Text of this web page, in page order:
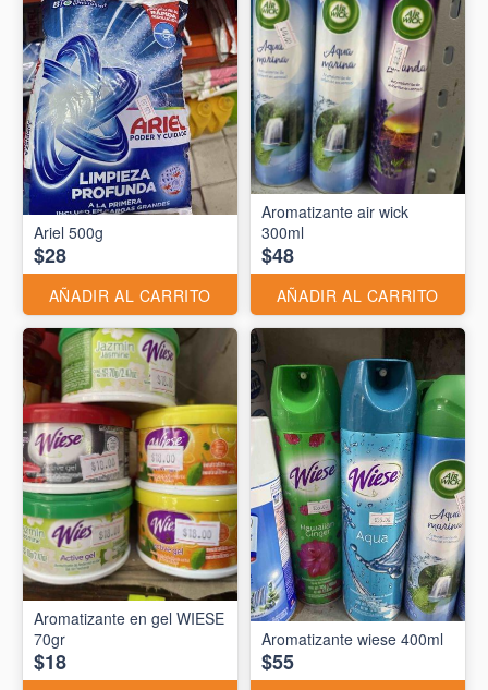
Ariel 500g
$28
AÑADIR AL CARRITO
Aromatizante air wick
300ml
$48
AÑADIR AL CARRITO
Aromatizante en gel WIESE
70gr
$18
Aromatizante wiese 400ml
$55